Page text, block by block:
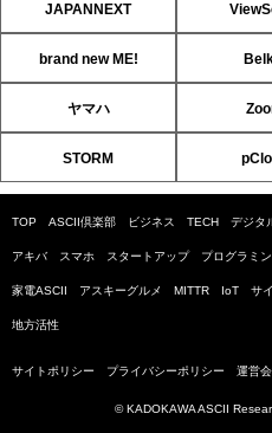
JAPANNEXT
brand new ME!
ヤマハ
STORM
TOP ASCII倶楽部 ビジネス TECH デジタ
アキバ スマホ スタートアップ プログラミ
家電ASCII アスキーグルメ MITTR IoT サ
地方活性
サイトポリシー プライバシーポリシー 運営
© KADOKAWA ASCII